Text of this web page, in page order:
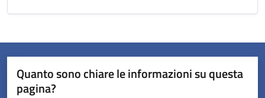
Quanto sono chiare le informazioni su questa
pagina?